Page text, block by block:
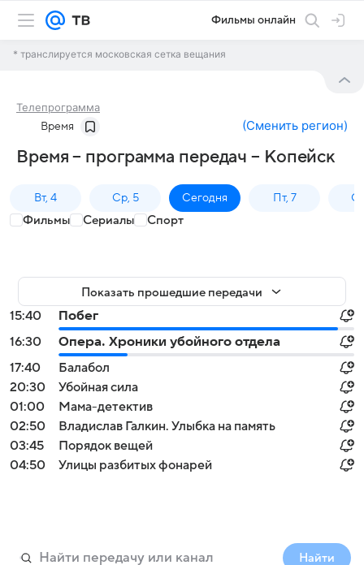
Фильмы онлайн
* транслируется московская сетка вещания
Телепрограмма
Время (Сменить регион)
Время – программа передач – Копейск
Вт, 4 Ср, 5 Сегодня Пт, 7
Фильмы Сериалы Спорт
Показать прошедшие передачи
15:40
Побег
16:30
Опера. Хроники убойного отдела
17:40
Балабол
20:30
Убойная сила
01:00
Мама-детектив
02:50
Владислав Галкин. Улыбка на память
03:45
Порядок вещей
04:50
Улицы разбитых фонарей
Найти